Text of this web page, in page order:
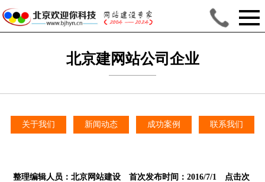
北京建网站公司企业
网站建设价值体现在
哪些方面？
关于我们 新闻动态 成功案例 联系我们
整理编辑人员： 北京网站建设首次发布时间：2016/7/1 点击次